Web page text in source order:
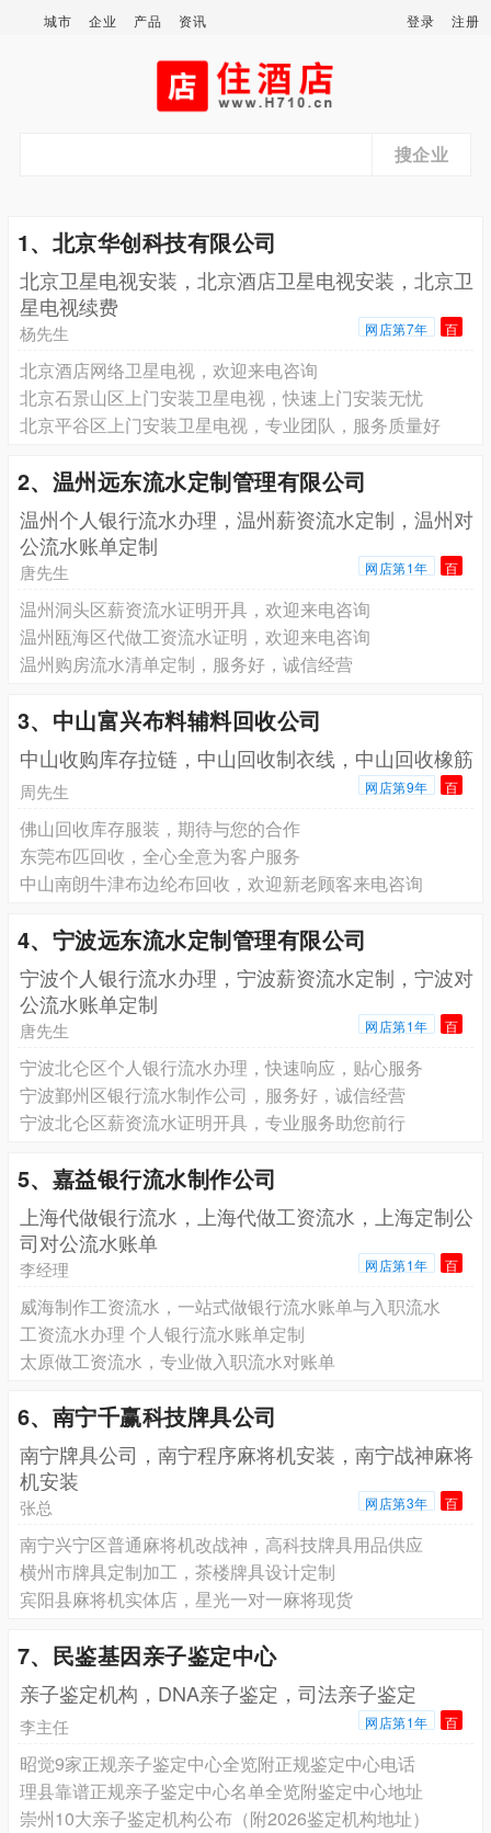
城市 企业 产品 资讯 登录 注册
搜企业
1、北京华创科技有限公司
北京卫星电视安装，北京酒店卫星电视安装，北京卫
星电视续费
杨先生 网店第7年 百
北京酒店网络卫星电视，欢迎来电咨询
北京石景山区上门安装卫星电视，快速上门安装无忧
北京平谷区上门安装卫星电视，专业团队，服务质量好
2、温州远东流水定制管理有限公司
温州个人银行流水办理，温州薪资流水定制，温州对
公流水账单定制
唐先生 网店第1年 百
温州洞头区薪资流水证明开具，欢迎来电咨询
温州瓯海区代做工资流水证明，欢迎来电咨询
温州购房流水清单定制，服务好，诚信经营
3、中山富兴布料辅料回收公司
中山收购库存拉链，中山回收制衣线，中山回收橡筋
周先生 网店第9年 百
佛山回收库存服装，期待与您的合作
东莞布匹回收，全心全意为客户服务
中山南朗牛津布边纶布回收，欢迎新老顾客来电咨询
4、宁波远东流水定制管理有限公司
宁波个人银行流水办理，宁波薪资流水定制，宁波对
公流水账单定制
唐先生 网店第1年 百
宁波北仑区个人银行流水办理，快速响应，贴心服务
宁波鄞州区银行流水制作公司，服务好，诚信经营
宁波北仑区薪资流水证明开具，专业服务助您前行
5、嘉益银行流水制作公司
上海代做银行流水，上海代做工资流水，上海定制公
司对公流水账单
李经理 网店第1年 百
威海制作工资流水，一站式做银行流水账单与入职流水
工资流水办理 个人银行流水账单定制
太原做工资流水，专业做入职流水对账单
6、南宁千赢科技牌具公司
南宁牌具公司，南宁程序麻将机安装，南宁战神麻将
机安装
张总 网店第3年 百
南宁兴宁区普通麻将机改战神，高科技牌具用品供应
横州市牌具定制加工，茶楼牌具设计定制
宾阳县麻将机实体店，星光一对一麻将现货
7、民鉴基因亲子鉴定中心
亲子鉴定机构，DNA亲子鉴定，司法亲子鉴定
李主任 网店第1年 百
昭觉9家正规亲子鉴定中心全览附正规鉴定中心电话
理县靠谱正规亲子鉴定中心名单全览附鉴定中心地址
崇州10大亲子鉴定机构公布（附2026鉴定机构地址）